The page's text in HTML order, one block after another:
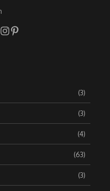
(3)
(3)
(4)
(63)
(3)